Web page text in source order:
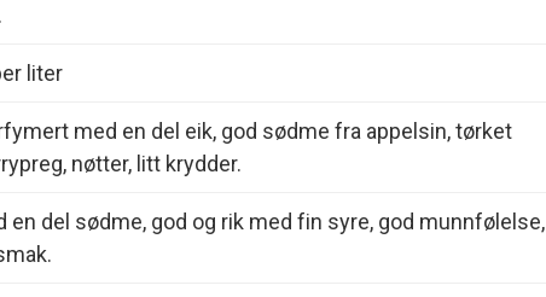
liter
med en del eik, god sødme fra appelsin, tørket
nøtter, litt krydder.
en del sødme, god og rik med fin syre, god munnfølelse,